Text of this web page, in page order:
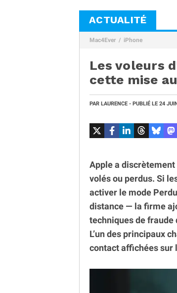
ACTUALITÉ
Mac4Ever iPhone
Les voleurs
cette mise
PAR LAURENCE - PUBLIÉ LE 24
Apple a discrètement
volés ou perdus. Si
activer le mode
distance — la firme
techniques de fraude
L’un des principaux
contact affichées sur